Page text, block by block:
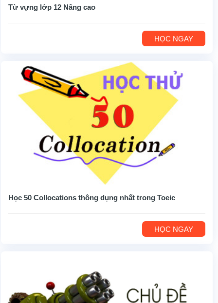
Từ vựng lớp 12 Nâng cao
HỌC NGAY
Học 50 Collocations thông dụng nhất trong Toeic
HỌC NGAY